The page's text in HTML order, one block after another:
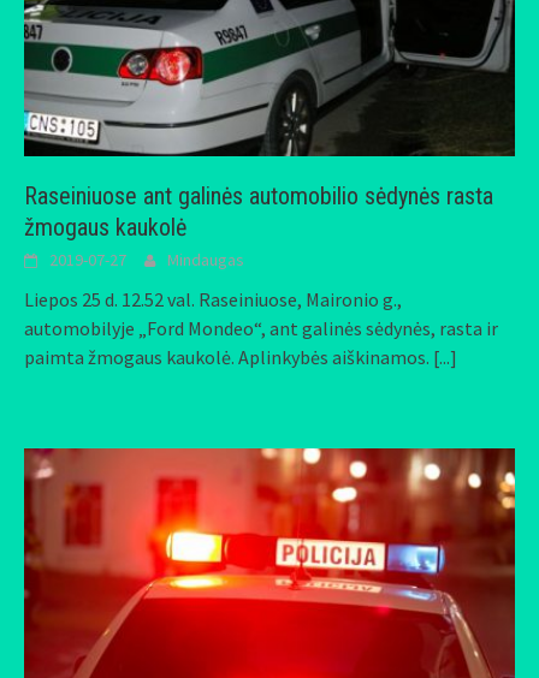
Raseiniuose ant galinės automobilio sėdynės rasta
žmogaus kaukolė
2019-07-27 Mindaugas
Liepos 25 d. 12.52 val. Raseiniuose, Maironio g.,
automobilyje „Ford Mondeo“, ant galinės sėdynės, rasta ir
paimta žmogaus kaukolė. Aplinkybės aiškinamos. [...]